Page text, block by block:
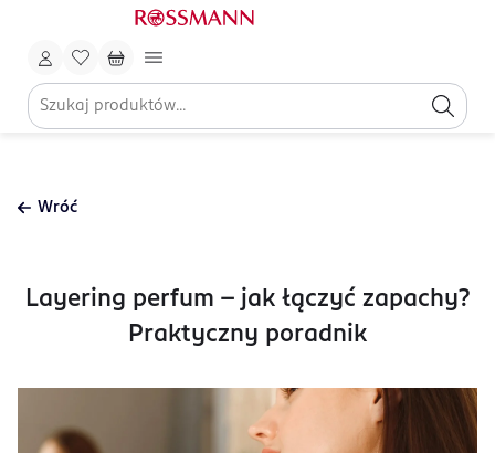
Wróć
Layering perfum – jak łączyć zapachy?
Praktyczny poradnik